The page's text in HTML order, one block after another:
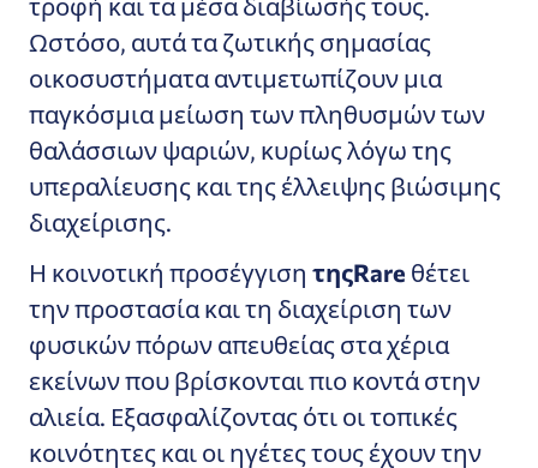
Ωστόσο, αυτά τα ζωτικής σημασίας
οικοσυστήματα αντιμετωπίζουν μια
παγκόσμια μείωση των πληθυσμών των
θαλάσσιων ψαριών, κυρίως λόγω της
υπεραλίευσης και της έλλειψης βιώσιμης
διαχείρισης.
Η κοινοτική προσέγγιση τηςRare θέτει
την προστασία και τη διαχείριση των
φυσικών πόρων απευθείας στα χέρια
εκείνων που βρίσκονται πιο κοντά στην
αλιεία. Εξασφαλίζοντας ότι οι τοπικές
κοινότητες και οι ηγέτες τους έχουν την